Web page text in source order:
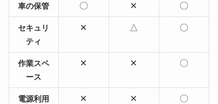
車の保管 〇 ✕ 〇
セキュリ
ティ
✕ △ 〇
作業スペ
ース
✕ ✕ 〇
電源利用 ✕ ✕ 〇